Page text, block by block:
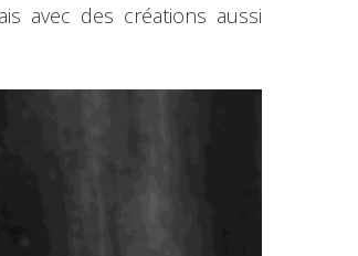
avec des créations aussi